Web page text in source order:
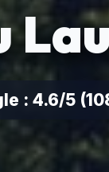
: 4.6/5